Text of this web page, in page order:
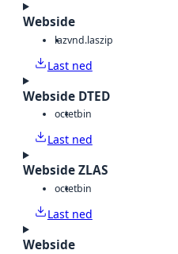
Webside
lazvnd.laszip
Last ned
Webside DTED
octetbin
Last ned
Webside ZLAS
octetbin
Last ned
Webside